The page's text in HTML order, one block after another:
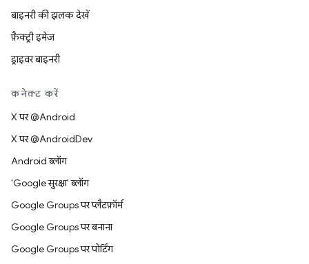
बाइनरी की झलक देखें
फ़ैक्ट्री इमेज
ड्राइवर बाइनरी
कनेक्ट करें
X पर @Android
X पर @AndroidDev
Android ब्लॉग
'Google सुरक्षा' ब्लॉग
Google Groups पर प्लैटफ़ॉर्म
Google Groups पर बनाना
Google Groups पर पोर्टिंग